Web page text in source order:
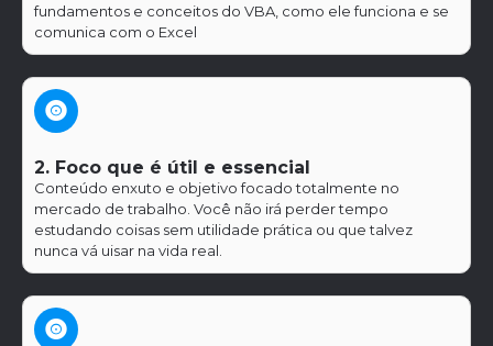
fundamentos e conceitos do VBA, como ele funciona e se
comunica com o Excel
2. Foco que é útil e essencial
Conteúdo enxuto e objetivo focado totalmente no
mercado de trabalho. Você não irá perder tempo
estudando coisas sem utilidade prática ou que talvez
nunca vá uisar na vida real.